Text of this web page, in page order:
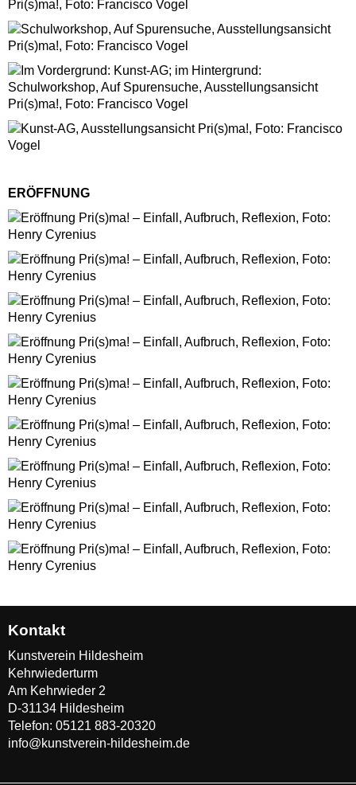
ERÖFFNUNG
Kontakt
Kunstverein Hildesheim
Kehrwiederturm
Am Kehrwieder 2
D-31134 Hildesheim
Telefon: 05121 883-20320
info@kunstverein-hildesheim.de